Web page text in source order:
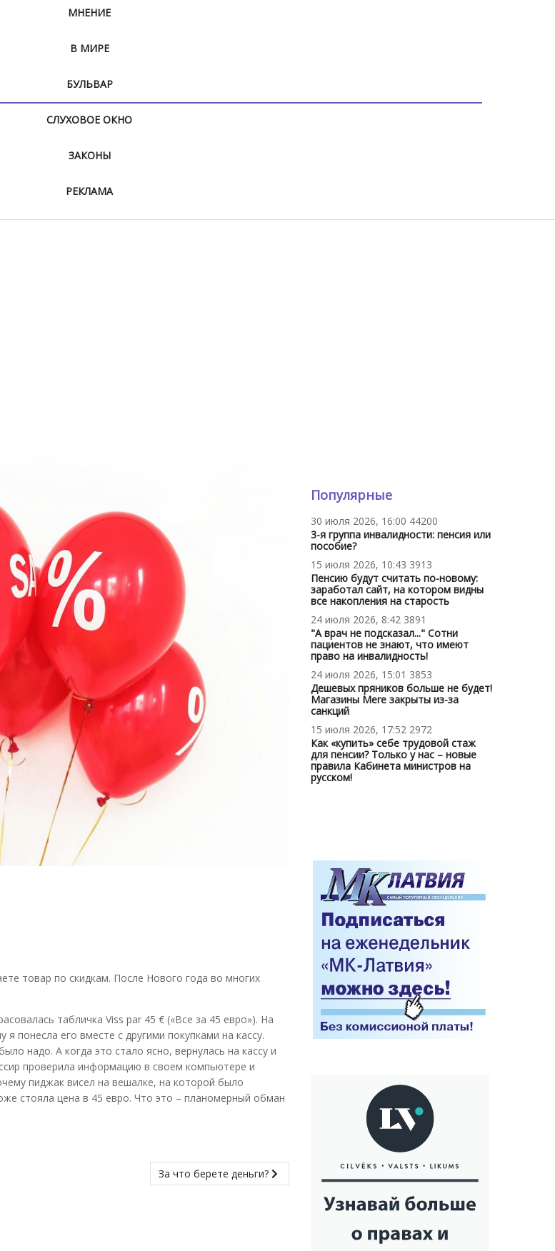
МНЕНИЕ
В МИРЕ
БУЛЬВАР
СЛУХОВОЕ ОКНО
ЗАКОНЫ
РЕКЛАМА
товар по скидкам. После Нового года во многих
табличка Viss par 45 € («Все за 45 евро»). На
понесла его вместе с другими покупками на кассу.
надо. А когда это стало ясно, вернулась на кассу и
проверила информацию в своем компьютере и
пиджак висел на вешалке, на которой было
стояла цена в 45 евро. Что это – планомерный обман
За что берете деньги?
Популярные
30 июля 2026, 16:00 44200
3-я группа инвалидности: пенсия или
пособие?
15 июля 2026, 10:43 3913
Пенсию будут считать по-новому:
заработал сайт, на котором видны
все накопления на старость
24 июля 2026, 8:42 3891
"А врач не подсказал..." Сотни
пациентов не знают, что имеют
право на инвалидность!
24 июля 2026, 15:01 3853
Дешевых пряников больше не будет!
Магазины Mere закрыты из-за
санкций
15 июля 2026, 17:52 2972
Как «купить» себе трудовой стаж
для пенсии? Только у нас – новые
правила Кабинета министров на
русском!